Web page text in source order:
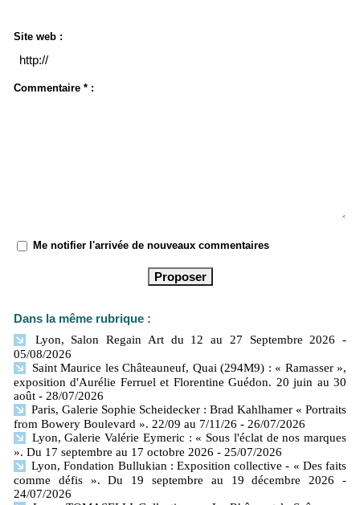
Site web :
Commentaire * :
Me notifier l'arrivée de nouveaux commentaires
Dans la même rubrique :
Lyon, Salon Regain Art du 12 au 27 Septembre 2026
-
05/08/2026
Saint Maurice les Châteauneuf, Quai (294M9) : « Ramasser »,
exposition d'Aurélie Ferruel et Florentine Guédon. 20 juin au 30
août - 28/07/2026
Paris, Galerie Sophie Scheidecker : Brad Kahlhamer « Portraits
from Bowery Boulevard ». 22/09 au 7/11/26 - 26/07/2026
Lyon, Galerie Valérie Eymeric : « Sous l'éclat de nos marques
». Du 17 septembre au 17 octobre 2026 - 25/07/2026
Lyon, Fondation Bullukian : Exposition collective - « Des faits
comme défis ». Du 19 septembre au 19 décembre 2026
-
24/07/2026